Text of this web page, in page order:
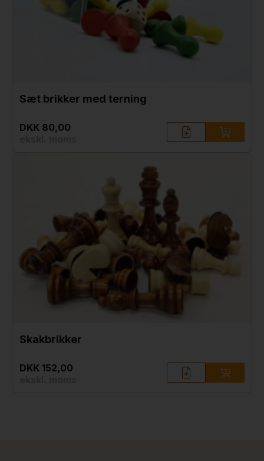
Sæt brikker med terning
DKK 80,00
Skakbrikker
DKK 152,00